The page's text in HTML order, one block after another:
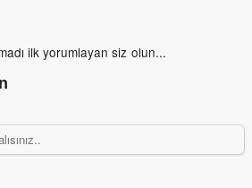
ilk yorumlayan siz olun...